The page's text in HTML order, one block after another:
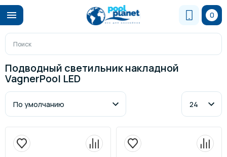
0
Подводный светильник накладной
VagnerPool LED